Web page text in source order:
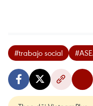
#trabajo social